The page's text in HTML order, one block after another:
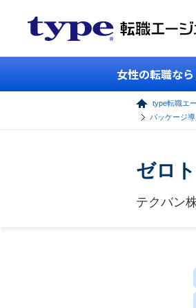
女性の転職なら
type転職エ
パッケージ
ゼロ
テクバン